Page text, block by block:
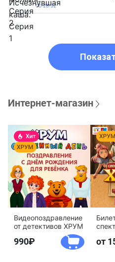
00:28:32
Интернет-магазин
Видеопоздравление
от детективов ХРУМ
990 от